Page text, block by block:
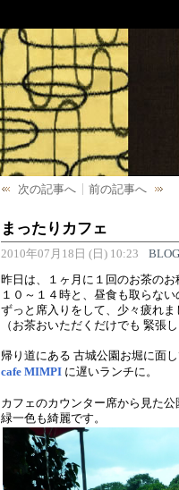
次の記事へ 前の記事へ
まったりカフェ
2010年07月18日 (日) 10:23 BLOG
昨日は、１ヶ月に１回のお茶のお
１０～１４時と、昼食も取らない
ずっと席入りをして、少々疲れま
（お茶おいただくだけでも 緊張し
帰り道にある 古城公園お堀に面
cafe MIMPI に遅いランチに。
カフェのカウンター席から見た公
緑一色も綺麗です。